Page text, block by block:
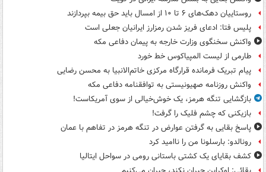
روستاییان دهک‌های ۶ تا ۱۰ از امسال باید حق بیمه بپردازند
پلیس فتا: ادعای فریز شدن رمزارز ایرانیان جعلی است
واکنش سخنگوی وزارت خارجه به پیمان دفاعی مکه
طارمی از لیست المپیاکوس خط خورد
پیام تبریک فرمانده قرارگاه مرکزی خاتم‌الانبیا به محسن رضایی
واکنش روزنامه صهیونیستی به توافقنامه دفاعی مکه
بازگشایی تنگه هرمز، یک خوش‌خیالی از سوی آمریکاست!
بازیکنی که چشم فلیک را گرفت!
پاسخ بقایی به گرفتن عوارض در تنگه هرمز در تفاهم با عمان
رونالدو: بارسلونا من را ناامید کرد
کشف بقایای یک کشتی باستانی رومی در سواحل ایتالیا